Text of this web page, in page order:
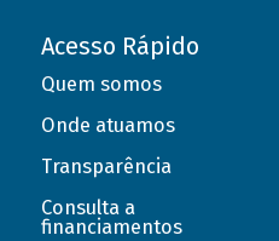
Acesso Rápido
Quem somos
Onde atuamos
Transparência
Consulta a
financiamentos